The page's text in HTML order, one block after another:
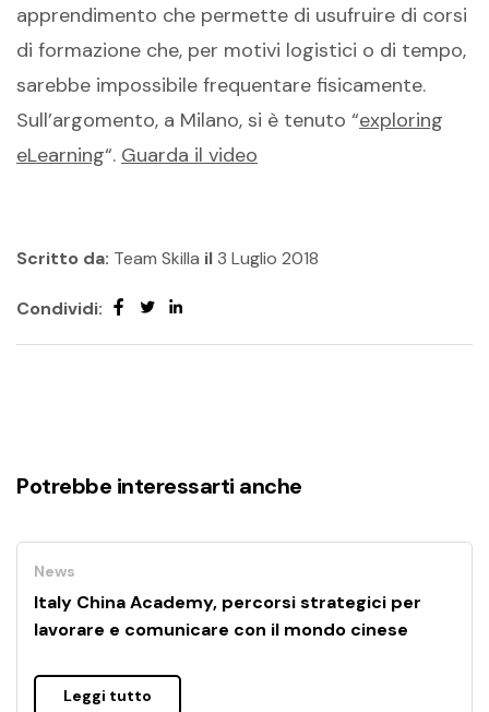
apprendimento che permette di usufruire di corsi
di formazione che, per motivi logistici o di tempo,
sarebbe impossibile frequentare fisicamente.
Sull’argomento, a Milano, si è tenuto “exploring
eLearning“. Guarda il video
Scritto da: Team Skilla il3 Luglio 2018
Condividi:
Potrebbe interessarti anche
News
Italy China Academy, percorsi strategici per
lavorare e comunicare con il mondo cinese
Leggi tutto